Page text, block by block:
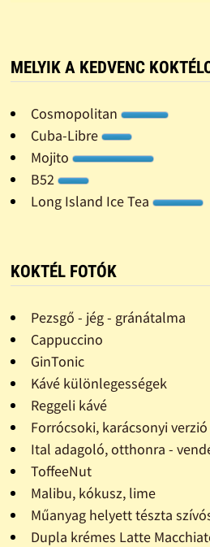
MELYIK A KEDVENC
Cosmopolitan
Cuba-Libre
Mojito
B52
Long Island Ice Tea
KOKTÉL FOTÓK
Pezsgő - jég - gránátalma
Cappuccino
GinTonic
Kávé különlegességek
Reggeli kávé
Forrócsoki, karácsonyi verzió
Ital adagoló, otthonra -
ToffeeNut
Malibu, kókusz, lime
Műanyag helyett tészta
Dupla krémes Latte